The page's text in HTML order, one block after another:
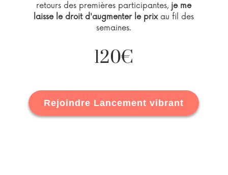
retours des premières participantes, je me
laisse le droit d'augmenter le prixau fil des
semaines.
120€
Rejoindre Lancement vibrant